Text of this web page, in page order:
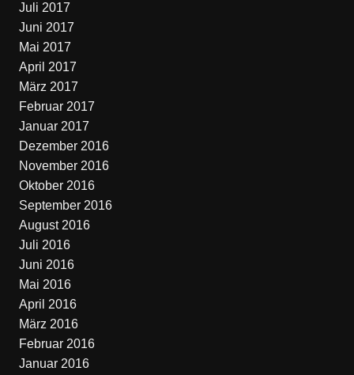
Juli 2017
Juni 2017
Mai 2017
April 2017
März 2017
Februar 2017
Januar 2017
Dezember 2016
November 2016
Oktober 2016
September 2016
August 2016
Juli 2016
Juni 2016
Mai 2016
April 2016
März 2016
Februar 2016
Januar 2016